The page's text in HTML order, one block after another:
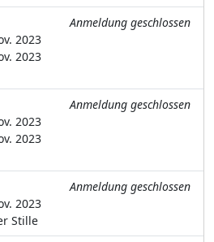
Anmeldung geschlossen
2023
2023
Anmeldung geschlossen
2023
2023
Anmeldung geschlossen
2023
Stille